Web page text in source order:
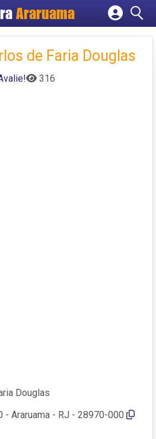
Araruama
Cadastrar empresa
Criar conta
de Faria Douglas
316
Douglas
- Araruama - RJ - 28970-000